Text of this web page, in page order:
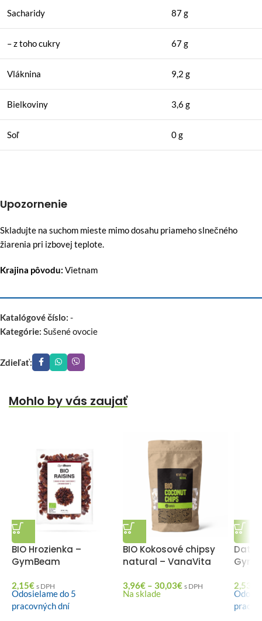
Sacharidy 87 g
– z toho cukry 67 g
Vláknina 9,2 g
Bielkoviny 3,6 g
Soľ 0 g
Upozornenie
Skladujte na suchom mieste mimo dosahu priameho slnečného
žiarenia pri izbovej teplote.
Krajina pôvodu: Vietnam
Katalógové číslo: -
Kategórie: Sušené ovocie
Zdieľať:
Mohlo by vás zaujať
BIO Hrozienka –
GymBeam
2,15€ s DPH
Odosielame do 5
pracovných dní
BIO Kokosové chipsy
natural – VanaVita
3,96€ – 30,03€ s DPH
Na sklade
Datle
2,53